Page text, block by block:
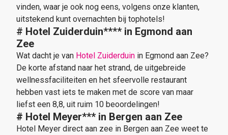
vinden, waar je ook nog eens, volgens onze klanten,
uitstekend kunt overnachten bij tophotels!
# Hotel Zuiderduin**** in Egmond aan
Zee
Wat dacht je van Hotel Zuiderduin in Egmond aan Zee?
De korte afstand naar het strand, de uitgebreide
wellnessfaciliteiten en het sfeervolle restaurant
hebben vast iets te maken met de score van maar
liefst een 8,8, uit ruim 10 beoordelingen!
# Hotel Meyer*** in Bergen aan Zee
Hotel Meyer direct aan zee in Bergen aan Zee weet te